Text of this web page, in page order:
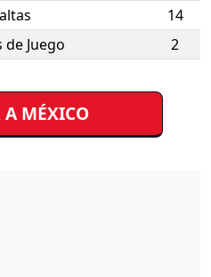
14
de Juego 2
A MÉXICO